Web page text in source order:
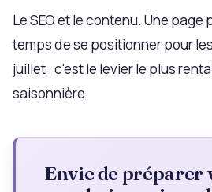
Le SEO et le contenu. Une page
temps de se positionner pour
juillet : c'est le levier le plus
saisonnière.
Envie de préparer